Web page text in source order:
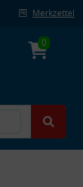
Merkzettel
0